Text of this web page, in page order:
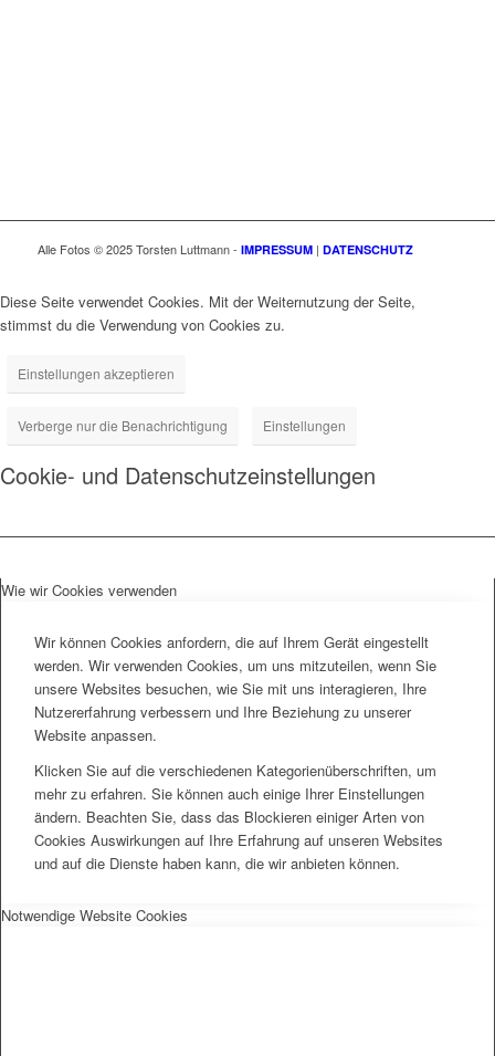
Alle Fotos © 2025 Torsten Luttmann - IMPRESSUM| DATENSCHUTZ
Diese Seite verwendet Cookies. Mit der Weiternutzung der Seite,
stimmst du die Verwendung von Cookies zu.
Einstellungen akzeptieren
Verberge nur die Benachrichtigung Einstellungen
Cookie- und Datenschutzeinstellungen
Wie wir Cookies verwenden
Wir können Cookies anfordern, die auf Ihrem Gerät eingestellt
werden. Wir verwenden Cookies, um uns mitzuteilen, wenn Sie
unsere Websites besuchen, wie Sie mit uns interagieren, Ihre
Nutzererfahrung verbessern und Ihre Beziehung zu unserer
Website anpassen.
Klicken Sie auf die verschiedenen Kategorienüberschriften, um
mehr zu erfahren. Sie können auch einige Ihrer Einstellungen
ändern. Beachten Sie, dass das Blockieren einiger Arten von
Cookies Auswirkungen auf Ihre Erfahrung auf unseren Websites
und auf die Dienste haben kann, die wir anbieten können.
Notwendige Website Cookies